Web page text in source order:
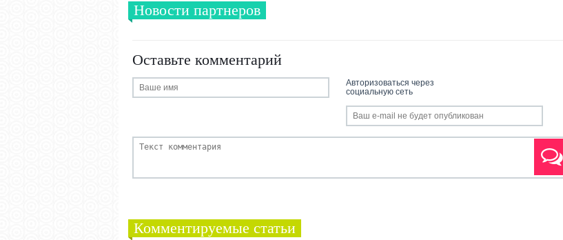
Новости партнеров
Оставьте комментарий
Авторизоваться через
социальную сеть
Комментируемые статьи